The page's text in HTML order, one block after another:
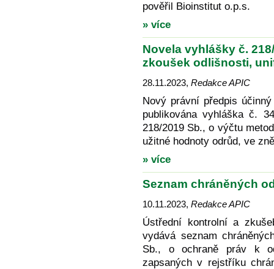
pověřil Bioinstitut o.p.s.
» více
Novela vyhlášky č.
zkoušek odlišnosti,
28.11.2023, Redakce APIC
Nový právní předpis
publikována vyhláška č.
218/2019 Sb., o výčtu
užitné hodnoty odrůd, ve
» více
Seznam chráněných
10.11.2023, Redakce APIC
Ústřední kontrolní a
vydává seznam
Sb., o ochraně práv k
zapsaných v rejstříku